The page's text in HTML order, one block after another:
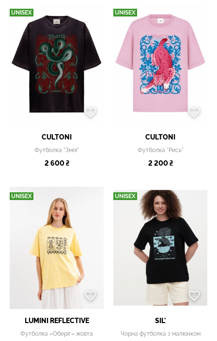
UNISEX
CULTONI
Футболка "Змія"
2 600 ₴
UNISEX
CULTONI
Футболка "Рись"
2 200 ₴
UNISEX
LUMINI REFLECTIVE
Футболка «Оберіг» жовта
UNISEX
SIL'
Чорна футболка з малюнком